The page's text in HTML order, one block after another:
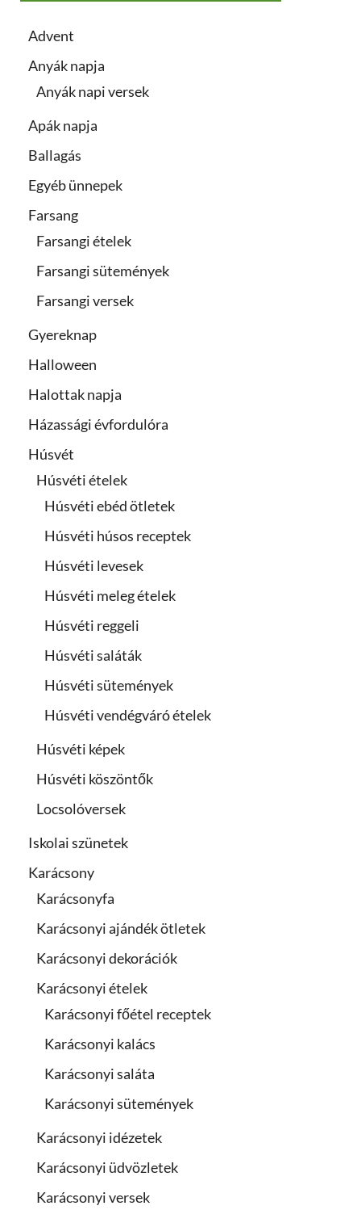
Advent
Anyák napja
Anyák napi versek
Apák napja
Ballagás
Egyéb ünnepek
Farsang
Farsangi ételek
Farsangi sütemények
Farsangi versek
Gyereknap
Halloween
Halottak napja
Házassági évfordulóra
Húsvét
Húsvéti ételek
Húsvéti ebéd ötletek
Húsvéti húsos receptek
Húsvéti levesek
Húsvéti meleg ételek
Húsvéti reggeli
Húsvéti saláták
Húsvéti sütemények
Húsvéti vendégváró ételek
Húsvéti képek
Húsvéti köszöntők
Locsolóversek
Iskolai szünetek
Karácsony
Karácsonyfa
Karácsonyi ajándék ötletek
Karácsonyi dekorációk
Karácsonyi ételek
Karácsonyi főétel receptek
Karácsonyi kalács
Karácsonyi saláta
Karácsonyi sütemények
Karácsonyi idézetek
Karácsonyi üdvözletek
Karácsonyi versek